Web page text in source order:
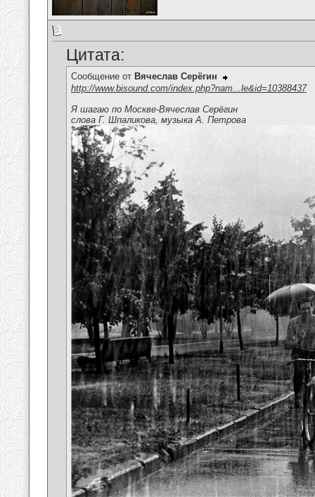
Цитата:
Сообщение от Вячеслав Серёгин
http://www.bisound.com/index.php?nam...le&id=10388437
Я шагаю по Москве-Вячеслав Серёгин
слова Г. Шпаликова, музыка А. Петрова